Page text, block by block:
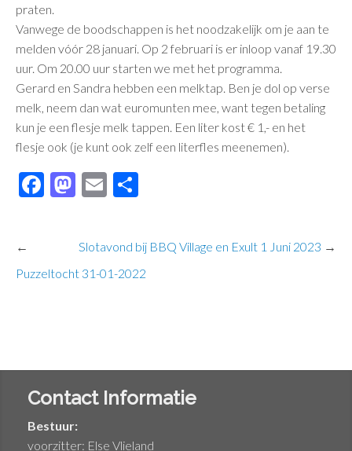
praten.
Vanwege de boodschappen is het noodzakelijk om je aan te
melden vóór 28 januari. Op 2 februari is er inloop vanaf 19.30
uur. Om 20.00 uur starten we met het programma.
Gerard en Sandra hebben een melktap. Ben je dol op verse
melk, neem dan wat euromunten mee, want tegen betaling
kun je een flesje melk tappen. Een liter kost € 1,- en het
flesje ook (je kunt ook zelf een literfles meenemen).
Facebook
Mastodon
Email
Slotavond bij BBQ Village en Exult 1 Juni 2023 →
←
Puzzeltocht 31-01-2022
Contact Informatie
Bestuur:
voorzitter: Else Vlieland